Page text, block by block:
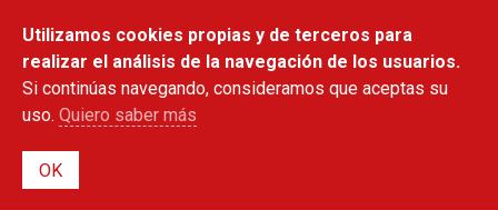
contenido
principal
Utilizamos cookies propias y de terceros para
realizar el análisis de la navegación de los usuarios.
Si continúas navegando, consideramos que aceptas su
uso. Quiero saber más